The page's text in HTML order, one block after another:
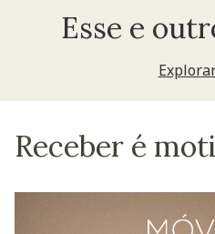
Esse e
Receber é